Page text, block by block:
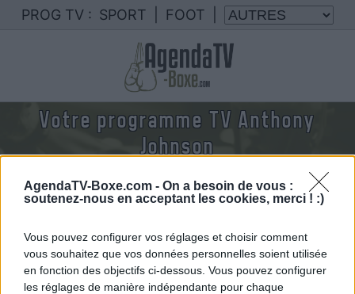
AgendaTV-Boxe.com - On a besoin de vous :
soutenez-nous en acceptant les cookies, merci ! :)
Vous pouvez configurer vos réglages et choisir comment
vous souhaitez que vos données personnelles soient utilisée
en fonction des objectifs ci-dessous. Vous pouvez configurer
les réglages de manière indépendante pour chaque
PROG TV : SPORT FOOT
Votre programme TV Anthony
Johnson
Nous rassemblons le calendrier des combats de
Anthony Johnson diffusés à la TV en France